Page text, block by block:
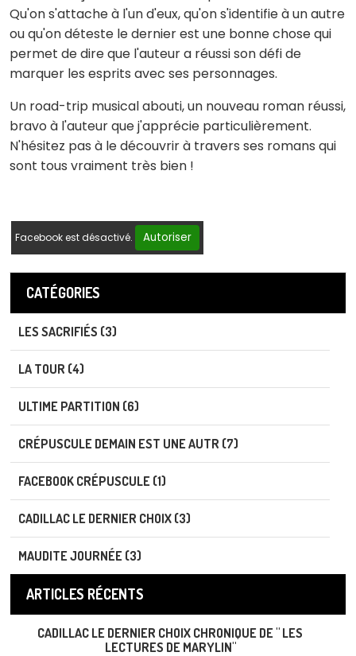
Qu'on s'attache à l'un d'eux, qu'on s'identifie à un autre
ou qu'on déteste le dernier est une bonne chose qui
permet de dire que l'auteur a réussi son défi de
marquer les esprits avec ses personnages.
Un road-trip musical abouti, un nouveau roman réussi,
bravo à l'auteur que j'apprécie particulièrement.
N'hésitez pas à le découvrir à travers ses romans qui
sont tous vraiment très bien !
Facebook est désactivé. Autoriser
CATÉGORIES
LES SACRIFIÉS (3)
LA TOUR (4)
ULTIME PARTITION (6)
CRÉPUSCULE DEMAIN EST UNE AUTR (7)
FACEBOOK CRÉPUSCULE (1)
CADILLAC LE DERNIER CHOIX (3)
MAUDITE JOURNÉE (3)
ARTICLES RÉCENTS
CADILLAC LE DERNIER CHOIX CHRONIQUE DE " LES
LECTURES DE MARYLIN"